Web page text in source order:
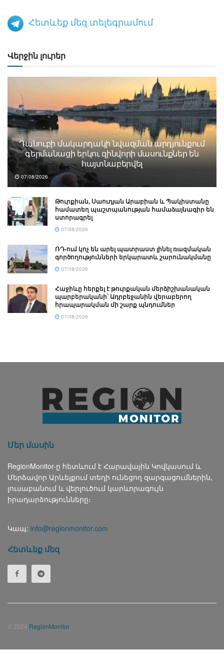
Հետևեք մեզ տելեգրամում
Վերջին լուրեր
Դանուբի մակարդակի նվազման արդյունքում
գերմանացի երկու զինվորի մասունքներ են
հայտնաբերվել
07/08/2026
Թուրքիան, Սաուդյան Արաբիան և Պակիստանը
համատեղ պաշտպանության համաձայնագիր են
ստորագրել
07/08/2026
ՌԴ-ում կոչ են արել պատրաստ լինել ռազմական
գործողությունների երկարատև շարունակմանը
07/08/2026
Հաջիևը հերքել է թուրքական մերձիշխանական
պարբերականի՝ Ադրբեջանին վերաբերող
հրապարակման մի շարք պնդումներ
07/08/2026
Մեր մասին
RegionMonitor-ը հետևում է Հարավային Կովկասում և
Մերձավոր Արևելքում տեղի ունեցող զարգացումներին,
լուսաբանում և վերլուծում կարևորագույն
իրադարձությունները։
Կապ: info@regionmonitor.com
Հետևեք մեզ
© 2024 RegionMonitor